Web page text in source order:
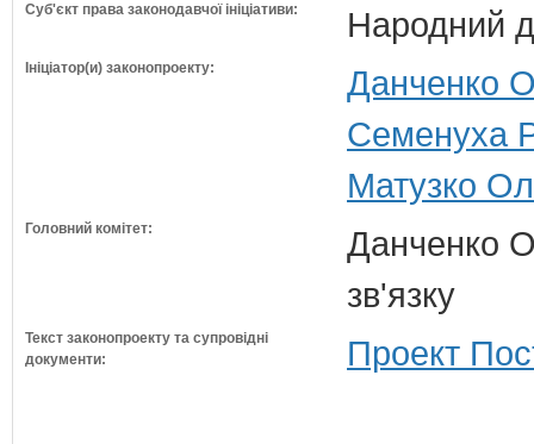
Суб'єкт права законодавчої ініціативи: Народний
Ініціатор(и) законопроекту:
Данченко
Семенуха
Матузко
Головний комітет:
Данченко
зв'язку
Текст законопроекту та супровідні
документи:
Проект